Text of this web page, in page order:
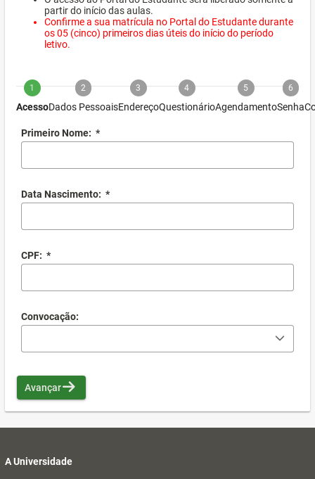
partir do início das aulas.
Confirme a sua matrícula no Portal do Estudante durante
os 05 (cinco) primeiros dias úteis do início do período
letivo.
1
Acesso
2
Dados Pessoais
3
Endereço
4
Questionário
5
Agendamento
6
Senha
Primeiro Nome: *
Data Nascimento: *
CPF: *
Convocação:
Avançar
A Universidade